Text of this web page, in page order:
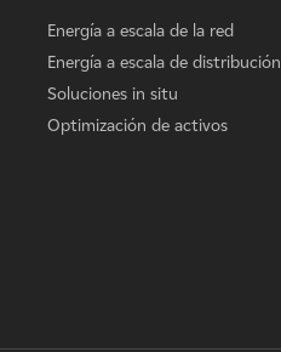
Energía a escala de la red
Energía a escala de distribución
Soluciones in situ
Optimización de activos